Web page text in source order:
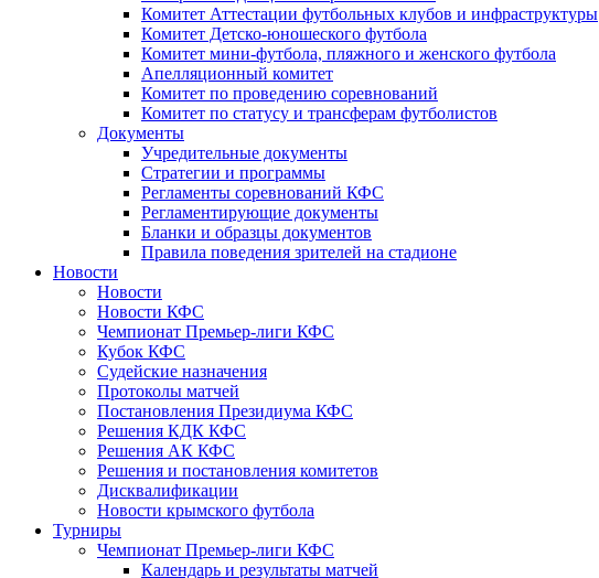
Комитет Аттестации футбольных клубов и инфраструктуры
Комитет Детско-юношеского футбола
Комитет мини-футбола, пляжного и женского футбола
Апелляционный комитет
Комитет по проведению соревнований
Комитет по статусу и трансферам футболистов
Документы
Учредительные документы
Стратегии и программы
Регламенты соревнований КФС
Регламентирующие документы
Бланки и образцы документов
Правила поведения зрителей на стадионе
Новости
Новости
Новости КФС
Чемпионат Премьер-лиги КФС
Кубок КФС
Судейские назначения
Протоколы матчей
Постановления Президиума КФС
Решения КДК КФС
Решения АК КФС
Решения и постановления комитетов
Дисквалификации
Новости крымского футбола
Турниры
Чемпионат Премьер-лиги КФС
Календарь и результаты матчей